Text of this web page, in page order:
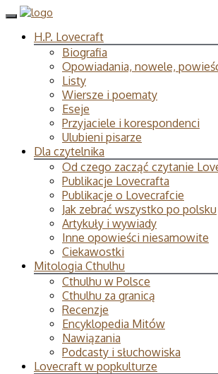
H.P. Lovecraft
Biografia
Opowiadania, nowele,
Listy
Wiersze i poematy
Eseje
Przyjaciele i korespondenci
Ulubieni pisarze
Dla czytelnika
Od czego zacząć czytanie
Publikacje Lovecrafta
Publikacje o Lovecrafcie
Jak zebrać wszystko po polsku
Artykuły i wywiady
Inne opowieści niesamowite
Ciekawostki
Mitologia Cthulhu
Cthulhu w Polsce
Cthulhu za granicą
Recenzje
Encyklopedia Mitów
Nawiązania
Podcasty i słuchowiska
Lovecraft w popkulturze